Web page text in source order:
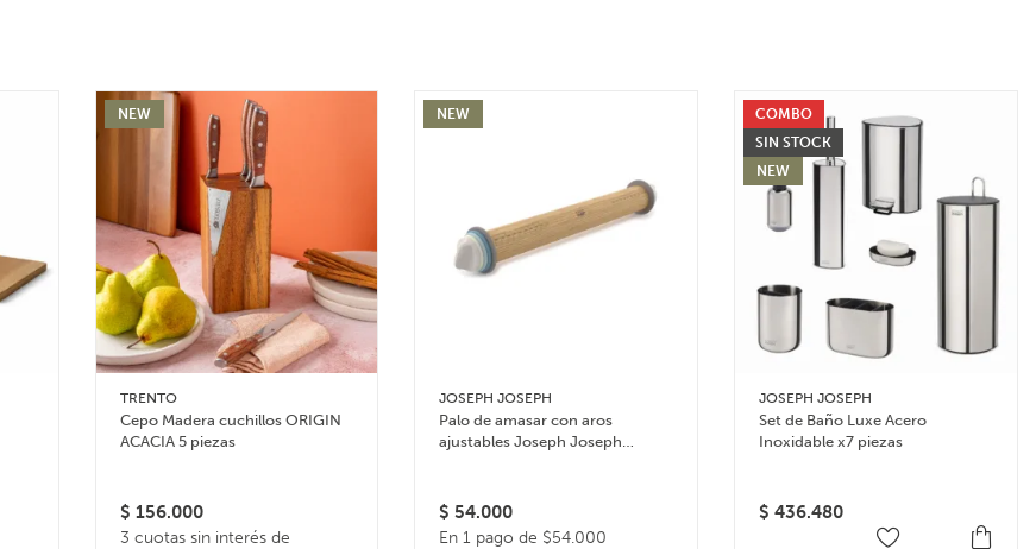
NEW
TRENTO
Cepo Madera cuchillos ORIGIN
ACACIA 5 piezas
$ 156.000
3 cuotas sin interés de
NEW
JOSEPH JOSEPH
Palo de amasar con aros
ajustables Joseph Joseph
$ 54.000
En 1 pago de $54.000
COMBO
SIN STOCK
NEW
JOSEPH JOSEPH
Set de Baño Luxe Acero
Inoxidable x7 piezas
$ 436.480